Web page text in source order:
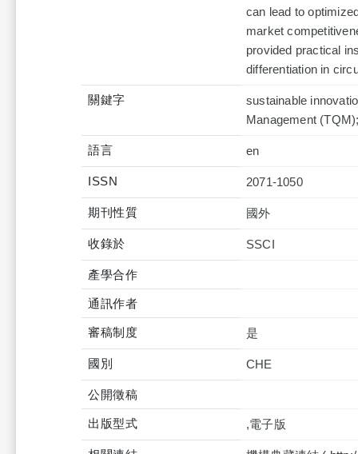
can lead to
market
provided practical
differentiation in
關鍵字
sustainable
Management
語言 en
ISSN 2071-1050
期刊性質 國外
收錄於
產學合作
通訊作者
審稿制度 是
國別 CHE
公開徵稿
出版型式 ,電子版